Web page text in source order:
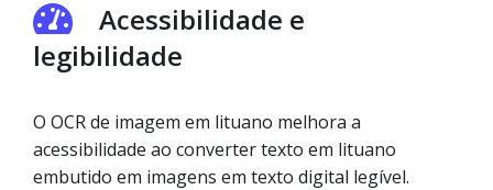
Acessibilidade e
legibilidade
O OCR de imagem em lituano melhora a
acessibilidade ao converter texto em lituano
embutido em imagens em texto digital legível.